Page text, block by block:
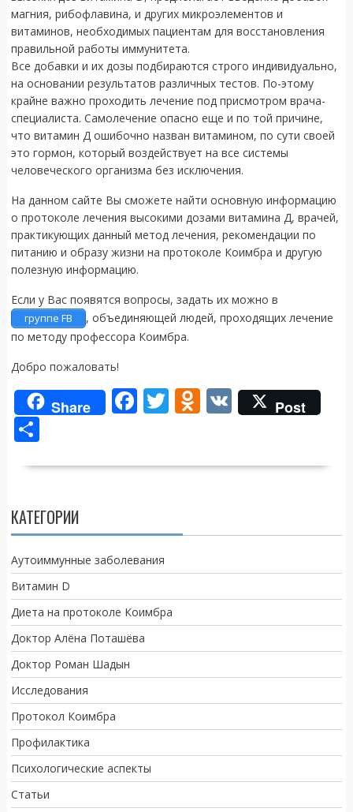
магния, рибофлавина, и других микроэлементов и
витаминов, необходимых пациентам для восстановления
правильной работы иммунитета.
Все добавки и их дозы подбираются строго индивидуально,
на основании результатов различных тестов. По-этому
крайне важно проходить лечение под присмотром врача-
специалиста. Самолечение опасно еще и по той причине,
что витамин Д ошибочно назван витамином, по сути своей
это гормон, который воздействует на все системы
человеческого организма без исключения.
На данном сайте Вы сможете найти основную информацию
о протоколе лечения высокими дозами витамина Д, врачей,
практикующих данный метод лечения, рекомендации по
питанию и образу жизни на протоколе Коимбра и другую
полезную информацию.
Если у Вас появятся вопросы, задать их можно в
группе FB
, объединяющей людей, проходящих лечение
по методу профессора Коимбра.
Добро пожаловать!
Share F
b
o
k
T
er
O
o
as
ni
ki
V
K
Post
О
п
р
а
в
и
т
ь
КАТЕГОРИИ
Аутоиммунные заболевания
Витамин D
Диета на протоколе Коимбра
Доктор Алёна Поташёва
Доктор Роман Шадын
Исследования
Протокол Коимбра
Профилактика
Психологические аспекты
Статьи